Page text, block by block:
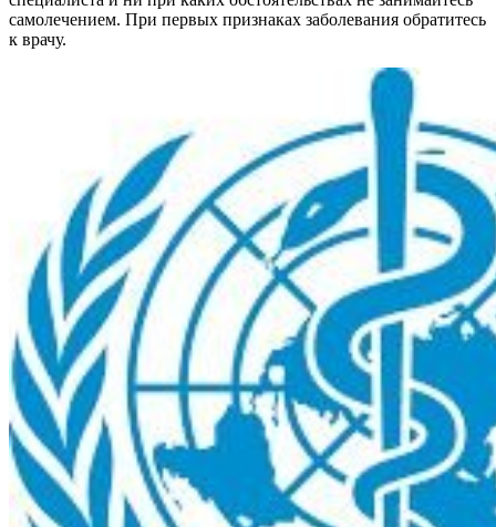
самолечением. При первых признаках заболевания обратитесь
к врачу.